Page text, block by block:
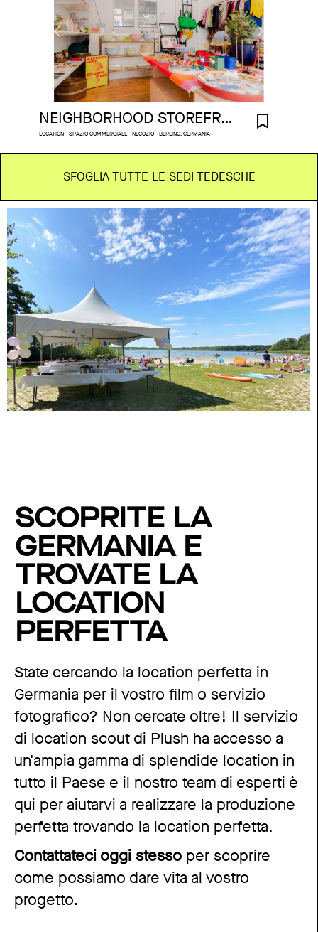
NEIGHBORHOOD STOREFRONT WITH GARDEN
LOCATION - SPAZIO COMMERCIALE - NEGOZIO - BERLINO, GERMANIA
SFOGLIA TUTTE LE SEDI TEDESCHE
SCOPRITE LA
GERMANIA E
TROVATE LA
LOCATION
PERFETTA
State cercando la location perfetta in
Germania per il vostro film o servizio
fotografico? Non cercate oltre! Il servizio
di location scout di Plush ha accesso a
un'ampia gamma di splendide location in
tutto il Paese e il nostro team di esperti è
qui per aiutarvi a realizzare la produzione
perfetta trovando la location perfetta.
Contattateci oggi stesso per scoprire
come possiamo dare vita al vostro
progetto.